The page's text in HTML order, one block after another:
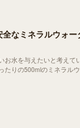
なミネラルウォ
お水を与えたいと考えて
たりの500mlのミネラル